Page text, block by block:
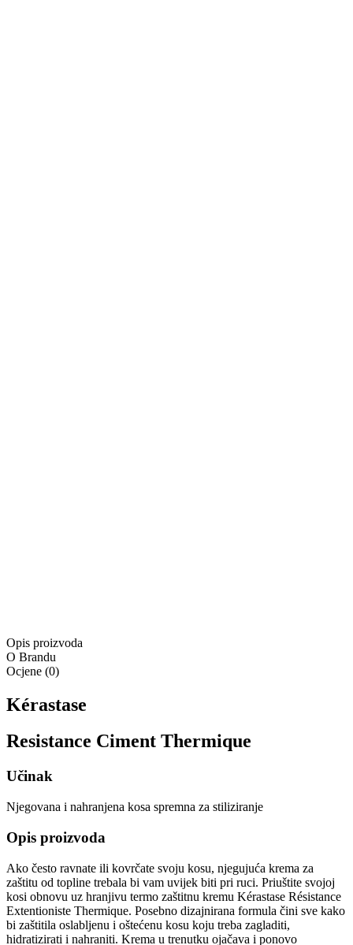
Opis proizvoda
O Brandu
Ocjene (0)
Kérastase
Resistance Ciment Thermique
Učinak
Njegovana i nahranjena kosa spremna za stiliziranje
Opis proizvoda
Ako često ravnate ili kovrčate svoju kosu, njegujuća krema za
zaštitu od topline trebala bi vam uvijek biti pri ruci. Priuštite svojoj
kosi obnovu uz hranjivu termo zaštitnu kremu Kérastase Résistance
Extentioniste Thermique. Posebno dizajnirana formula čini sve kako
bi zaštitila oslabljenu i oštećenu kosu koju treba zagladiti,
hidratizirati i nahraniti. Krema u trenutku ojačava i ponovo